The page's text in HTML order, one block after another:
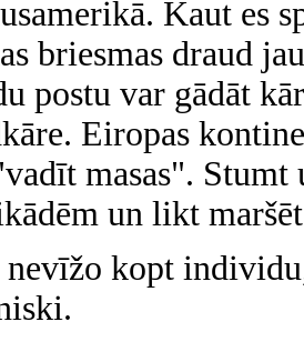
Kaut es
briesmas draud
postu var gādāt
Eiropas
masas". Stumt
un likt
nevīžo kopt